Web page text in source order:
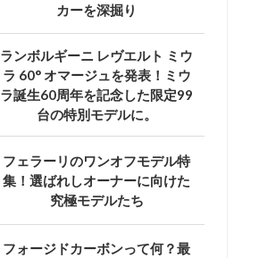
カーを深掘り
ランボルギーニ レヴエルト ミウ
ラ 60° オマージュを発表！ミウ
ラ誕生60周年を記念した限定99
台の特別モデルに。
フェラーリのワンオフモデル特
集！選ばれしオーナーに向けた
究極モデルたち
フォージドカーボンって何？最